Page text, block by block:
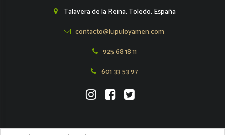
Talavera de la Reina, Toledo, España
contacto@lupuloyamen.com
925 68 18 11
601 33 53 97